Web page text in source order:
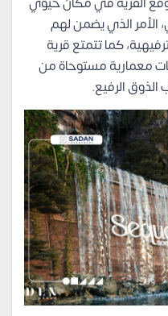
الأمر الذي يضمن لهم
كما تتمتع قرية
معمارية مستوحاة من
الذوق الرفيع.